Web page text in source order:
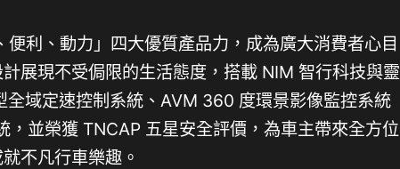
利、動力」四大優質產品力，成為廣大消費者心目
展現不受侷限的生活態度，搭載 NIM 智行科技與靈
全域定速控制系統、AVM 360 度環景影像監控系統
，並榮獲 TNCAP 五星安全評價，為車主帶來全方位
不凡行車樂趣。